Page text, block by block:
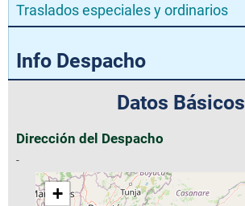
Traslados especiales y ordinarios
Info Despacho
Datos Básicos
Dirección del Despacho
-
+